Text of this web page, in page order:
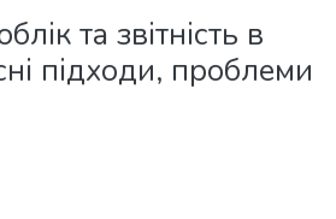
та звітність в
підходи, проблеми